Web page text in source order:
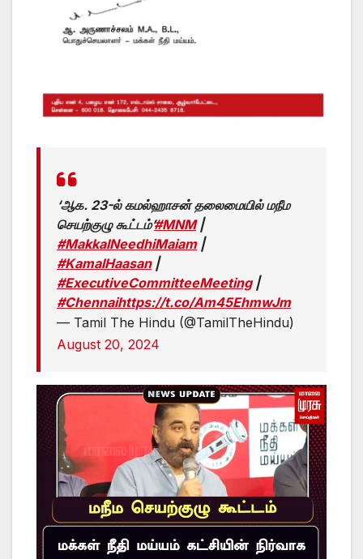
‘ஆக. 23-ல் கமல்ஹாசன் தலைமையில் மநீம
செயற்குழு கூட்டம்’#MNM|
#MakkalNeedhiMaiam|
#KamalHaasan|
#ExecutiveCommitteeMeeting|
#Chennaihttps://t.co/Am45EhmwJm
— Tamil The Hindu (@TamilTheHindu)
August 20, 2024